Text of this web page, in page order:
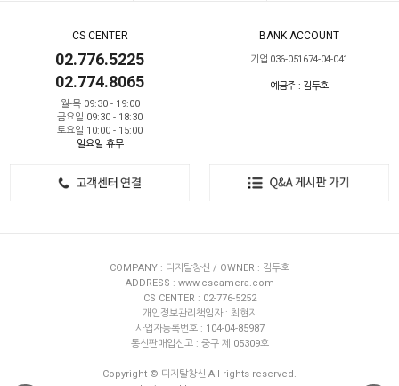
CS CENTER
02.776.5225
02.774.8065
월-목 09:30 - 19:00
금요일 09:30 - 18:30
토요일 10:00 - 15:00
일요일 휴무
BANK ACCOUNT
기업 036-051674-04-041
예금주 : 김두호
COMPANY : 디지탈창신 / OWNER : 김두호
ADDRESS : www.cscamera.com
CS CENTER : 02-776-5252
개인정보관리책임자 : 최현지
사업자등록번호 : 104-04-85987
통신판매업신고 : 중구 제 05309호
Copyright © 디지탈창신 All rights reserved.